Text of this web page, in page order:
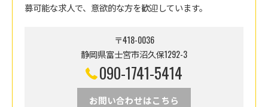
募可能な求人で、意欲的な方を歓迎しています。
〒418-0036
静岡県富士宮市沼久保1292-3
090-1741-5414
お問い合わせはこちら